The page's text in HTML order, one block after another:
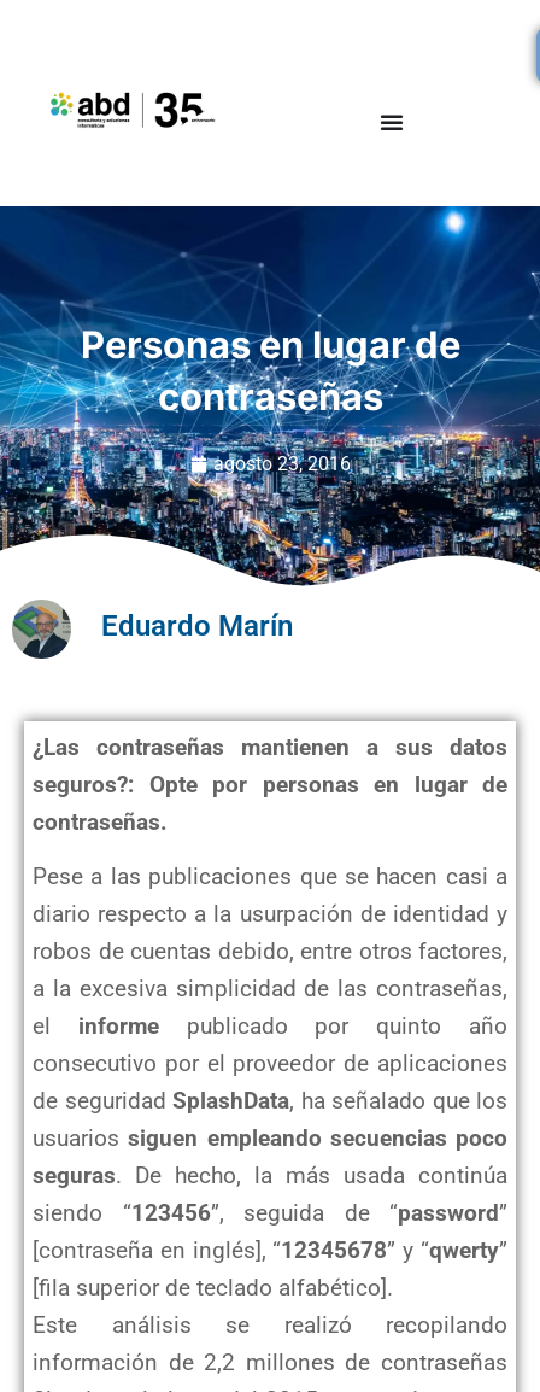
Personas en lugar de
contraseñas
agosto 23, 2016
Eduardo Marín
¿Las contraseñas mantienen a sus datos
seguros?: Opte por personas en lugar de
contraseñas.
Pese a las publicaciones que se hacen casi a
diario respecto a la usurpación de identidad y
robos de cuentas debido, entre otros factores,
a la excesiva simplicidad de las contraseñas,
el informepublicado por quinto año
consecutivo por el proveedor de aplicaciones
de seguridad SplashData, ha señalado que los
usuarios siguen empleando secuencias poco
seguras. De hecho, la más usada continúa
siendo “123456”, seguida de “password”
[contraseña en inglés], “12345678” y “qwerty”
[fila superior de teclado alfabético].
Este análisis se realizó recopilando
información de 2,2 millones de contraseñas